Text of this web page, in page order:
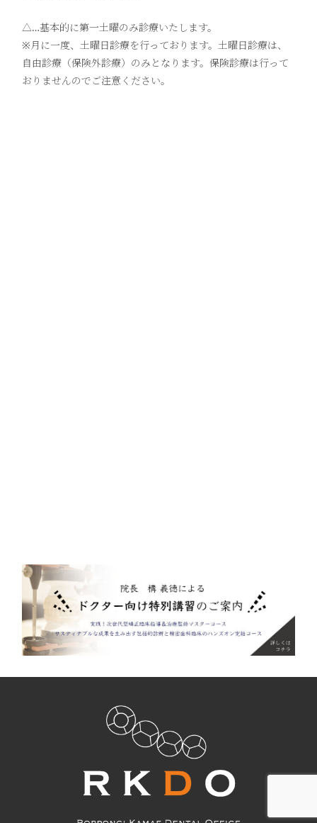
△…基本的に第一土曜のみ診療いたします。
※月に一度、土曜日診療を行っております。土曜日診療は、
自由診療（保険外診療）のみとなります。保険診療は行って
おりませんのでご注意ください。